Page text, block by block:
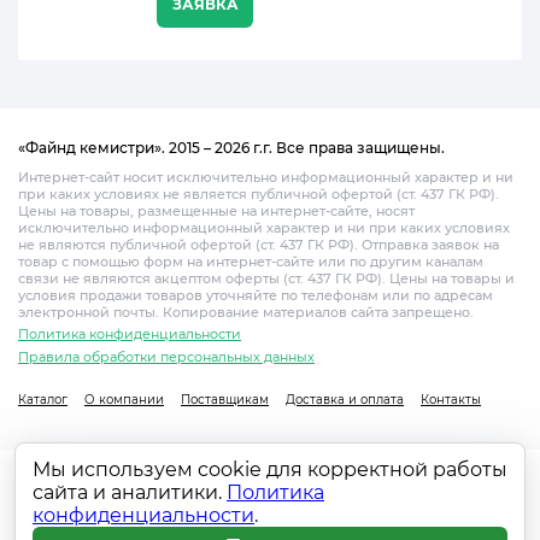
ЗАЯВКА
«Файнд кемистри». 2015 – 2026 г.г. Все права защищены.
Интернет-сайт носит исключительно информационный характер и ни
при каких условиях не является публичной офертой (ст. 437 ГК РФ).
Цены на товары, размещенные на интернет-сайте, носят
исключительно информационный характер и ни при каких условиях
не являются публичной офертой (ст. 437 ГК РФ). Отправка заявок на
товар с помощью форм на интернет-сайте или по другим каналам
связи не являются акцептом оферты (ст. 437 ГК РФ). Цены на товары и
условия продажи товаров уточняйте по телефонам или по адресам
электронной почты. Копирование материалов сайта запрещено.
Политика конфиденциальности
Правила обработки персональных данных
Каталог О компании Поставщикам Доставка и оплата Контакты
Мы используем cookie для корректной работы
сайта и аналитики. Политика
конфиденциальности.